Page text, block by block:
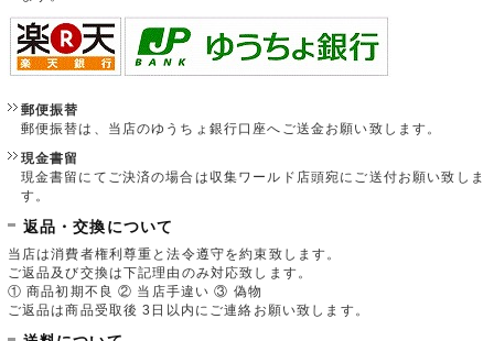
郵便振替
郵便振替は、当店のゆうちょ銀行口座へご送金お願い致します。
現金書留
現金書留にてご決済の場合は収集ワールド店頭宛にご送付お願い致しま
す。
返品・交換について
当店は消費者権利尊重と法令遵守を約束致します。
ご返品及び交換は下記理由のみ対応致します。
① 商品初期不良 ② 当店手違い ③ 偽物
ご返品は商品受取後 3日以内にご連絡お願い致します。